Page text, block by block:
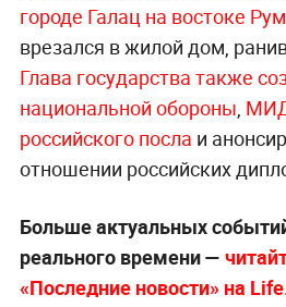
городе Галац на востоке
врезался в жилой дом,
Глава государства также
национальной обороны
российского посла и
отношении российских
Больше актуальных
реального времени —
«Последние новости» на